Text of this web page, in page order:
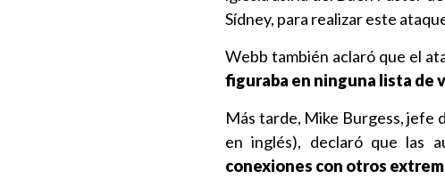
Sídney, para realizar este
Webb también aclaró que el
figuraba en ninguna lista de
Más tarde, Mike Burgess, jefe
en inglés), declaró que las
conexiones con otros